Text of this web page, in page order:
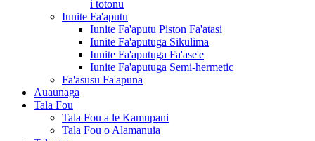
i totonu
Iunite Fa'aputu
Iunite Fa'aputu Piston Fa'atasi
Iunite Fa'aputuga Sikulima
Iunite Fa'aputuga Fa'ase'e
Iunite Fa'aputuga Semi-hermetic
Fa'asusu Fa'apuna
Auaunaga
Tala Fou
Tala Fou a le Kamupani
Tala Fou o Alamanuia